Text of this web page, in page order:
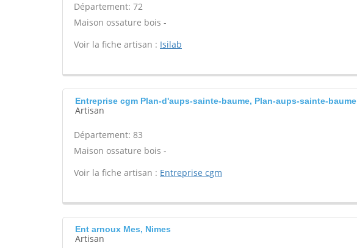
Département: 72
Maison ossature bois -
Voir la fiche artisan : Isilab
Entreprise cgm Plan-d'aups-sainte-baume, Plan-aups-sainte-baume
Artisan
Département: 83
Maison ossature bois -
Voir la fiche artisan : Entreprise cgm
Ent arnoux Mes, Nimes
Artisan